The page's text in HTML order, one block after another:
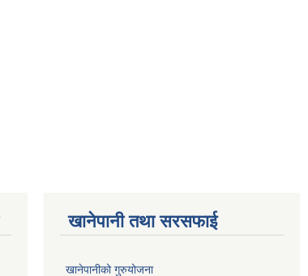
खानेपानी तथा सरसफाई
खानेपानीको गुरुयोजना